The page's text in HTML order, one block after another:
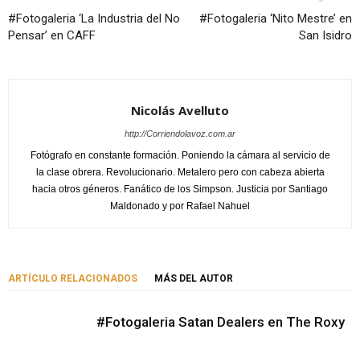
#Fotogaleria ‘La Industria del No
Pensar’ en CAFF
#Fotogaleria ‘Nito Mestre’ en
San Isidro
Nicolás Avelluto
http://Corriendolavoz.com.ar
Fotógrafo en constante formación. Poniendo la cámara al servicio de
la clase obrera. Revolucionario. Metalero pero con cabeza abierta
hacia otros géneros. Fanático de los Simpson. Justicia por Santiago
Maldonado y por Rafael Nahuel
ARTÍCULO RELACIONADOS MÁS DEL AUTOR
#Fotogaleria Satan Dealers en The Roxy